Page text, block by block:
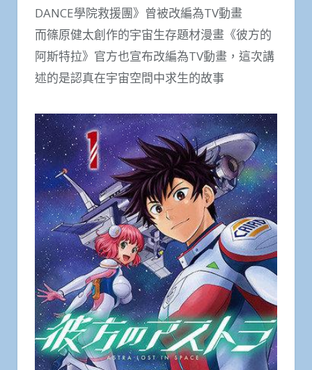
DANCE學院救援團》曾被改編為TV動畫
而篠原健太創作的宇宙生存題材漫畫《彼方的
阿斯特拉》官方也宣布改編為TV動畫，這次講
述的是認真在宇宙空間中求生的故事